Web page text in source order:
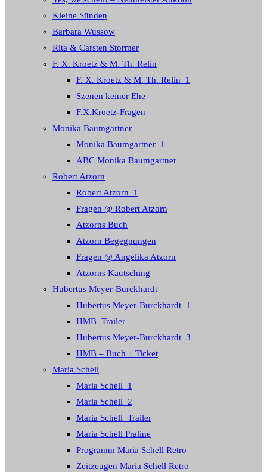
Kleine Sünden
Barbara Wussow
Rita & Carsten Stormer
F. X. Kroetz & M. Th. Relin
F. X. Kroetz & M. Th. Relin_1
Szenen keiner Ehe
F.X.Kroetz-Fragen
Monika Baumgartner
Monika Baumgartner_1
ABC Monika Baumgartner
Robert Atzorn
Robert Atzorn_1
Fragen @ Robert Atzorn
Atzorns Buch
Atzorn Begegnungen
Fragen @ Angelika Atzorn
Atzorns Kautsching
Hubertus Meyer-Burckhardt
Hubertus Meyer-Burckhardt_1
HMB_Trailer
Hubertus Meyer-Burckhardt_3
HMB – Buch + Ticket
Maria Schell
Maria Schell_1
Maria Schell_2
Maria Schell_Trailer
Maria Schell Praline
Programm Maria Schell Retro
Zeitzeugen Maria Schell Retro